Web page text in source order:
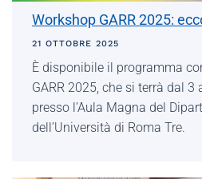
Workshop GARR 2025:
21 OTTOBRE 2025
È disponibile il programma
GARR 2025, che si terrà dal
presso l’Aula Magna del
dell’Università di Roma Tre.